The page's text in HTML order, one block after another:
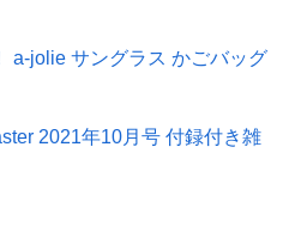
a-jolie サングラス かごバッグ
2021年10月号 付録付き雑